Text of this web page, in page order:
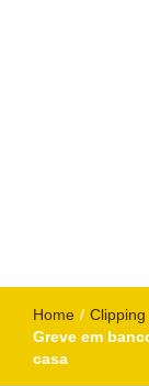
Home / Clipping
Greve em
casa